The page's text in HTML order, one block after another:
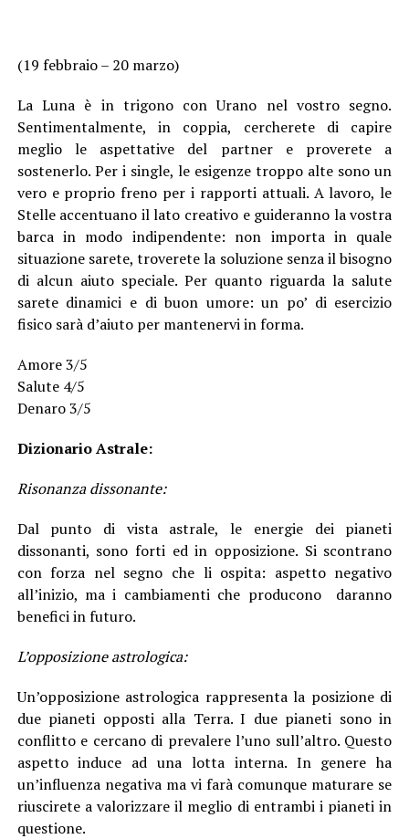
(19 febbraio – 20 marzo)
La Luna è in trigono con Urano nel vostro segno.
Sentimentalmente, in coppia, cercherete di capire
meglio le aspettative del partner e proverete a
sostenerlo. Per i single, le esigenze troppo alte sono un
vero e proprio freno per i rapporti attuali. A lavoro, le
Stelle accentuano il lato creativo e guideranno la vostra
barca in modo indipendente: non importa in quale
situazione sarete, troverete la soluzione senza il bisogno
di alcun aiuto speciale. Per quanto riguarda la salute
sarete dinamici e di buon umore: un po’ di esercizio
fisico sarà d’aiuto per mantenervi in forma.
Amore 3/5
Salute 4/5
Denaro 3/5
Dizionario Astrale:
Risonanza dissonante:
Dal punto di vista astrale, le energie dei pianeti
dissonanti, sono forti ed in opposizione. Si scontrano
con forza nel segno che li ospita: aspetto negativo
all’inizio, ma i cambiamenti che producono daranno
benefici in futuro.
L’opposizione astrologica:
Un’opposizione astrologica rappresenta la posizione di
due pianeti opposti alla Terra. I due pianeti sono in
conflitto e cercano di prevalere l’uno sull’altro. Questo
aspetto induce ad una lotta interna. In genere ha
un’influenza negativa ma vi farà comunque maturare se
riuscirete a valorizzare il meglio di entrambi i pianeti in
questione.